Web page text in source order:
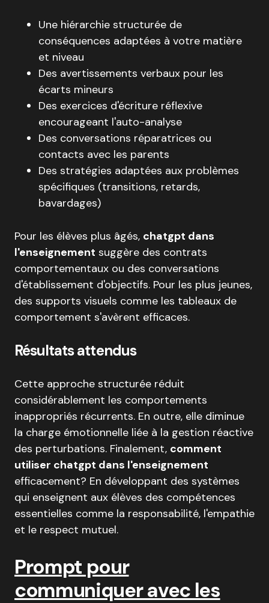
Une hiérarchie structurée de
conséquences adaptées à votre matière
et niveau
Des avertissements verbaux pour les
écarts mineurs
Des exercices d'écriture réflexive
encourageant l'auto-analyse
Des conversations réparatrices ou
contacts avec les parents
Des stratégies adaptées aux problèmes
spécifiques (transitions, retards,
bavardages)
Pour les élèves plus âgés, chatgpt dans
l'enseignement suggère des contrats
comportementaux ou des conversations
d'établissement d'objectifs. Pour les plus jeunes,
des supports visuels comme les tableaux de
comportement s'avèrent efficaces.
Résultats attendus
Cette approche structurée réduit
considérablement les comportements
inappropriés récurrents. En outre, elle diminue
la charge émotionnelle liée à la gestion réactive
des perturbations. Finalement, comment
utiliser chatgpt dans l'enseignement
efficacement? En développant des systèmes
qui enseignent aux élèves des compétences
essentielles comme la responsabilité, l'empathie
et le respect mutuel.
Prompt pour
communiquer avec les